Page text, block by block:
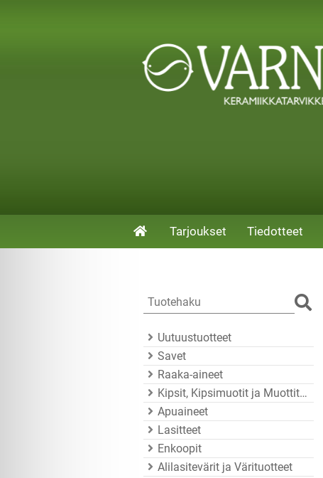
Tarjoukset Tiedotteet
Uutuustuotteet
Savet
Raaka-aineet
Kipsit, Kipsimuotit ja Muottitarvikkeet
Apuaineet
Lasitteet
Enkoopit
Alilasitevärit ja Värituotteet